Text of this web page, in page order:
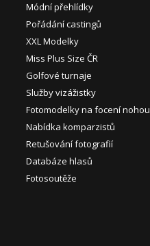
Módní přehlídky
Pořádání castingů
XXL Modelky
Miss Plus Size ČR
Golfové turnaje
Služby vizážistky
Fotomodelky na focení nohou
Nabídka komparzistů
Retušování fotografií
Databáze hlasů
Fotosoutěže